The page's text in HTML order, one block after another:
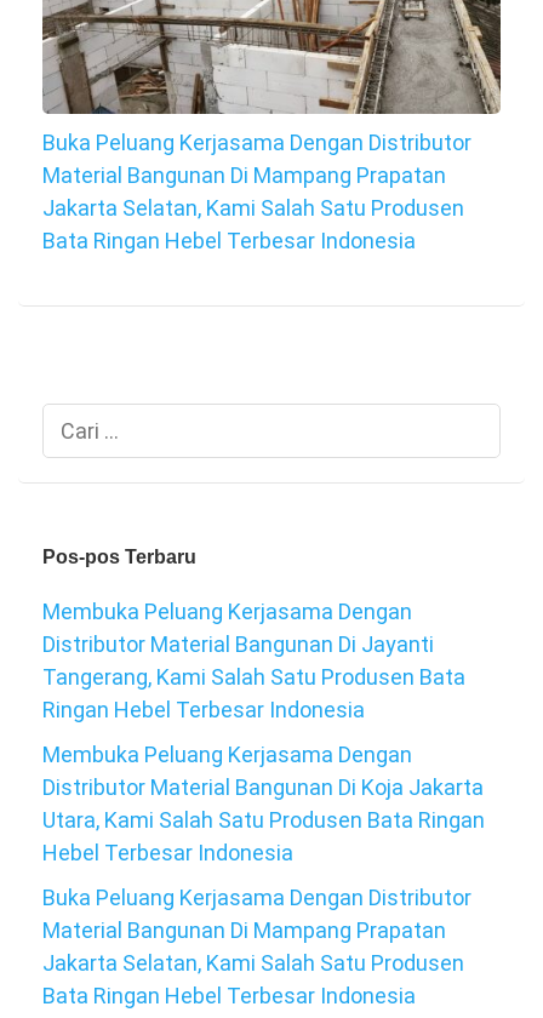
Buka Peluang Kerjasama Dengan Distributor
Material Bangunan Di Mampang Prapatan
Jakarta Selatan, Kami Salah Satu Produsen
Bata Ringan Hebel Terbesar Indonesia
Cari
untuk:
Pos-pos Terbaru
Membuka Peluang Kerjasama Dengan
Distributor Material Bangunan Di Jayanti
Tangerang, Kami Salah Satu Produsen Bata
Ringan Hebel Terbesar Indonesia
Membuka Peluang Kerjasama Dengan
Distributor Material Bangunan Di Koja Jakarta
Utara, Kami Salah Satu Produsen Bata Ringan
Hebel Terbesar Indonesia
Buka Peluang Kerjasama Dengan Distributor
Material Bangunan Di Mampang Prapatan
Jakarta Selatan, Kami Salah Satu Produsen
Bata Ringan Hebel Terbesar Indonesia